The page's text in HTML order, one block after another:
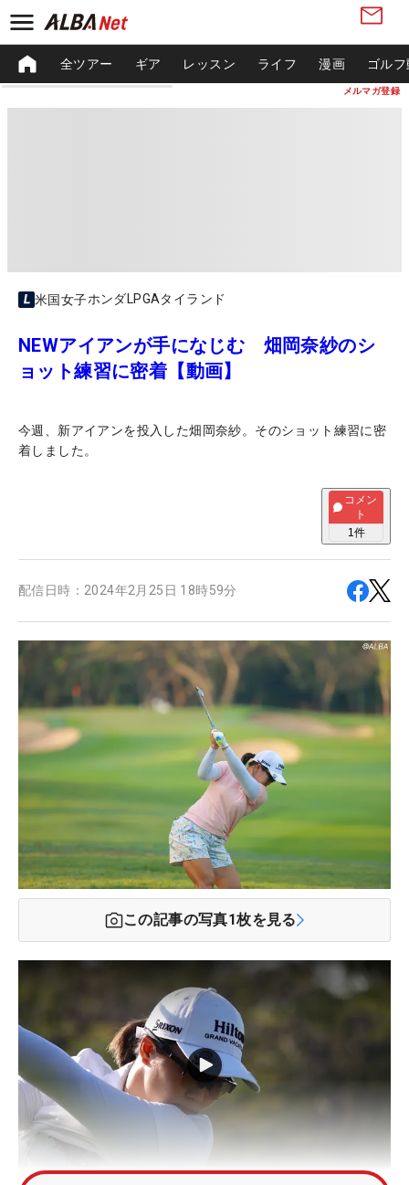
メルマガ登録
全ツアー ギア レッスン ライフ 漫画 ゴル
米国女子ホンダLPGAタイランド
NEWアイアンが手になじむ 畑岡奈紗のシ
ョット練習に密着【動画】
今週、新アイアンを投入した畑岡奈紗。そのショット練習に密
着しました。
コメン
ト
1件
配信日時： 2024年2月25日 18時59分
この記事の写真1枚を見る